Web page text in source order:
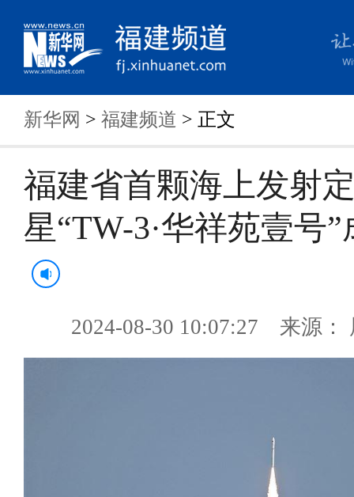
新华网 > 福建频道 > 正文
福建省首颗海上发射
星“TW-3·华祥苑壹号
2024-08-30 10:07:27 来源：